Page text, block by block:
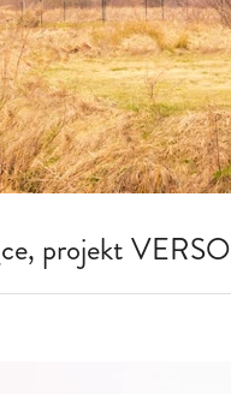
projekt VERSO